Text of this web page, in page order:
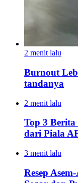
2 menit lalu
Burnout
tandanya
2 menit lalu
Top 3
dari Piala
3 menit lalu
Resep